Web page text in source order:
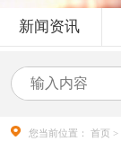
新闻资讯
您当前位置： 首页 >